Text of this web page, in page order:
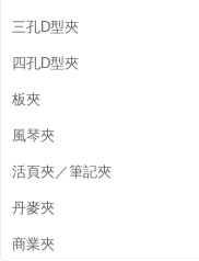
三孔D型夾
四孔D型夾
板夾
風琴夾
活頁夾／筆記夾
丹麥夾
商業夾